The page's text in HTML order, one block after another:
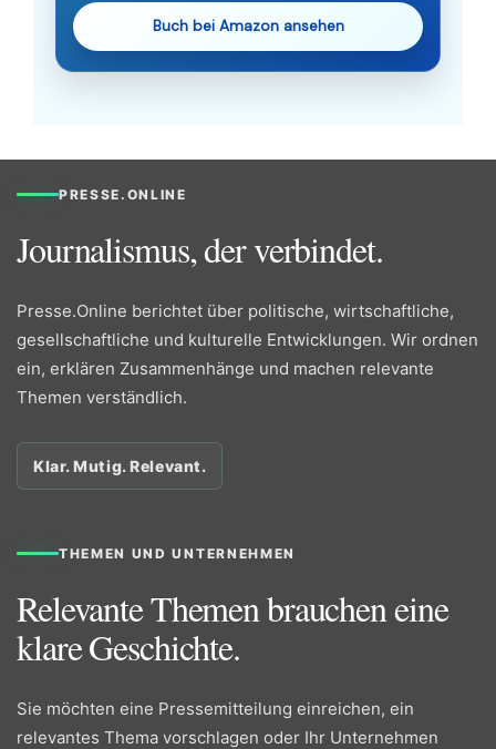
Buch bei Amazon ansehen
PRESSE.ONLINE
Journalismus, der verbindet.
Presse.Online berichtet über politische, wirtschaftliche,
gesellschaftliche und kulturelle Entwicklungen. Wir ordnen
ein, erklären Zusammenhänge und machen relevante
Themen verständlich.
Klar. Mutig. Relevant.
THEMEN UND UNTERNEHMEN
Relevante Themen brauchen eine
klare Geschichte.
Sie möchten eine Pressemitteilung einreichen, ein
relevantes Thema vorschlagen oder Ihr Unternehmen